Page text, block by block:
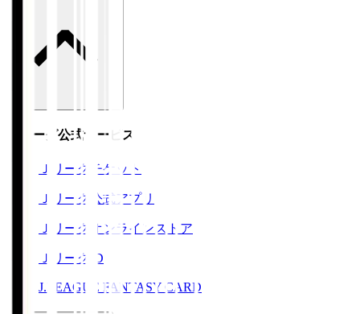
Ｊリーグ公式サービス
Ｊリーグチケット
Ｊリーグ公式アプリ
Ｊリーグオンラインストア
ＪリーグID
J.LEAGUE FANTASY CARD